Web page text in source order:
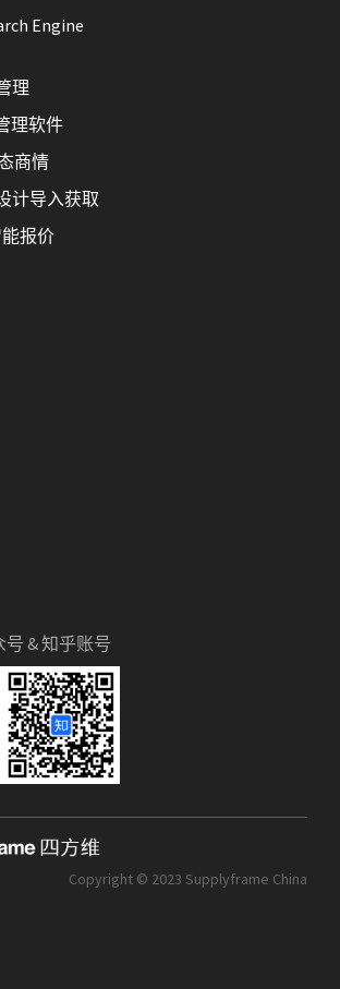
Engine
理
理软件
商情
计导入获取
能报价
& 知乎账号
Copyright © 2023 Supplyframe China